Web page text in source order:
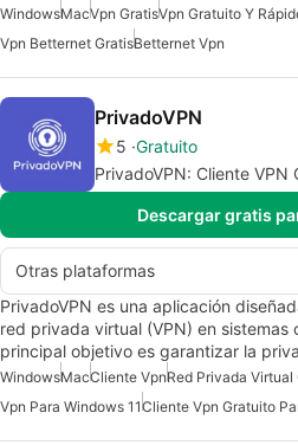
WindowsMacVpn GratisVpn Gratuito Y
Vpn Betternet GratisBetternet Vpn
PrivadoVPN
5 Gratuito
PrivadoVPN: Cliente
Descargar gratis
Otras plataformas
PrivadoVPN es una aplicación
red privada virtual (VPN) en sistemas
principal objetivo es garantizar la
WindowsMacCliente VpnRed Privada Virtual
Vpn Para Windows 11Cliente Vpn Gratuito